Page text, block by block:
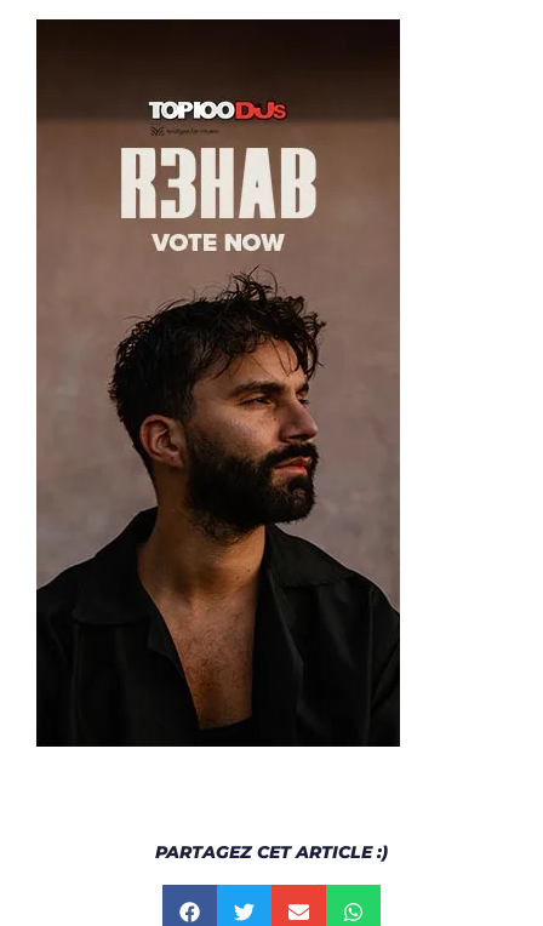
PARTAGEZ CET ARTICLE :)